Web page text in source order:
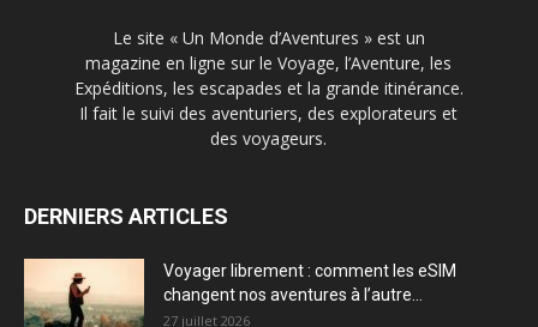
Le site « Un Monde d’Aventures » est un
magazine en ligne sur le Voyage, l’Aventure, les
Expéditions, les escapades et la grande itinérance.
Il fait le suivi des aventuriers, des explorateurs et
des voyageurs.
DERNIERS ARTICLES
Voyager librement : comment les eSIM
changent nos aventures à l’autre...
27 juillet 2026